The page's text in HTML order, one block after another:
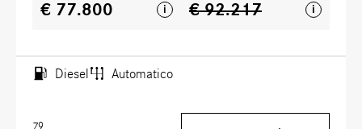
€ 77.800 i € 92.217 i
Diesel Automatico
79